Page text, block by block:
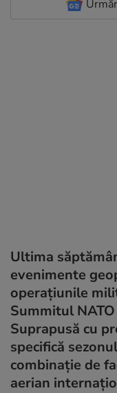
Ultima
evenimente
operațiunile
Summitul
Suprapusă cu
specifică
combinație de
aerian